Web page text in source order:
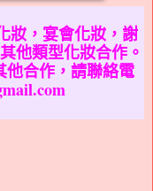
妝，宴會化妝，謝
他類型化妝合作。
他合作，請聯絡電